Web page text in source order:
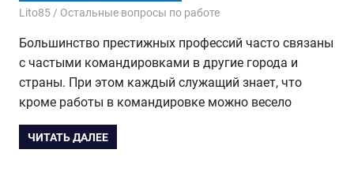
18.07.2015
Lito85 Остальные вопросы по работе
Большинство престижных профессий часто связаны
с частыми командировками в другие города и
страны. При этом каждый служащий знает, что
кроме работы в командировке можно весело
ЧИТАТЬ ДАЛЕЕ